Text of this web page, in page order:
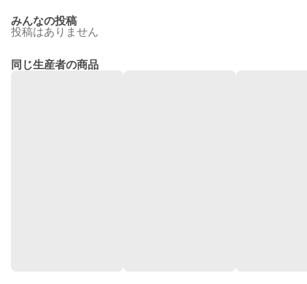
みんなの投稿
投稿はありません
同じ生産者の商品